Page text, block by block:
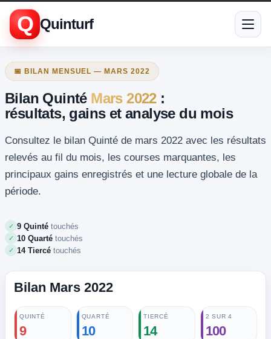
Q Quinturf
📅 BILAN MENSUEL — MARS 2022
Bilan Quinté Mars 2022:
résultats, gains et analyse du mois
Consultez le bilan Quinté de mars 2022 avec les résultats
relevés au fil du mois, les courses marquantes, les
principaux gains enregistrés et une lecture globale de la
période.
✓ 9 Quinté touchés
✓ 10 Quarté touchés
✓ 14 Tiercé touchés
Bilan Mars 2022
QUINTÉ
9
QUARTÉ
10
TIERCÉ
14
2 SUR 4
100